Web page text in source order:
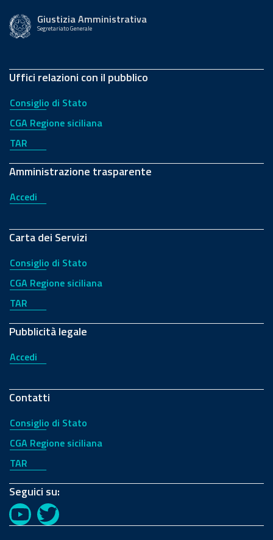
Giustizia Amministrativa
Segretariato Generale
Uffici relazioni con il pubblico
Consiglio di Stato
CGA Regione siciliana
TAR
Amministrazione trasparente
Accedi
Carta dei Servizi
Consiglio di Stato
CGA Regione siciliana
TAR
Pubblicità legale
Accedi
Contatti
Consiglio di Stato
CGA Regione siciliana
TAR
Seguici su:
YouTubeTwitter